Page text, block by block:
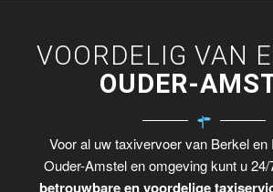
VOORDELIG VAN
OUDER-
Voor al uw taxivervoer van Berkel
Ouder-Amstel en omgeving kunt u
betrouwbare en voordelige